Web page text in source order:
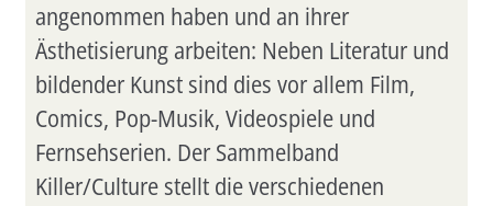
angenommen haben und an ihrer
Ästhetisierung arbeiten: Neben Literatur und
bildender Kunst sind dies vor allem Film,
Comics, Pop-Musik, Videospiele und
Fernsehserien. Der Sammelband
Killer/Culture stellt die verschiedenen